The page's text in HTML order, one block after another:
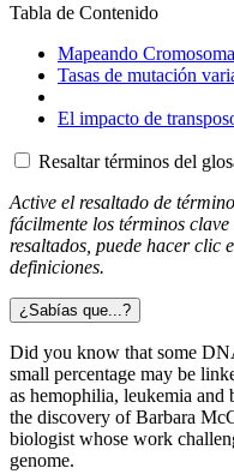
Tabla de Contenido
Mapeando
Tasas de mutación
El impacto de
Resaltar términos del
Active el resaltado de
fácilmente los términos
resaltados, puede hacer clic
definiciones.
¿Sabías que...?
Did you know that some
small percentage may be
as hemophilia, leukemia and
the discovery of Barbara
biologist whose work
genome.